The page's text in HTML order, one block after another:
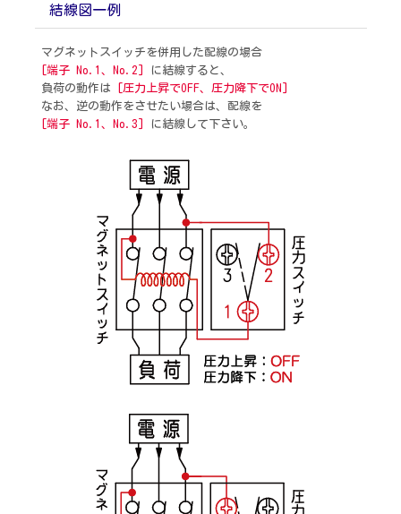
結線図一例
マグネットスイッチを併用した配線の場合
[端子 No.1、No.2]
に結線すると、
負荷の動作は
[圧力上昇でOFF、圧力降下でON]
なお、逆の動作をさせたい場合は、配線を
[端子 No.1、No.3]
に結線して下さい。